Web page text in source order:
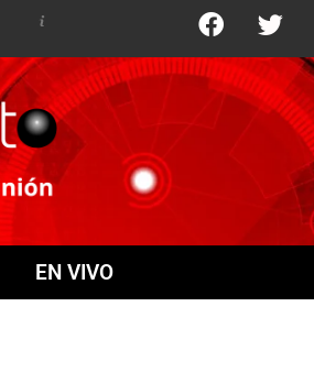
9 Ago 10 Ago
EN VIVO